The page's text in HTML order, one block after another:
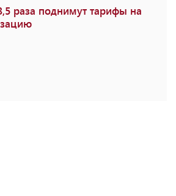
раза поднимут тарифы на